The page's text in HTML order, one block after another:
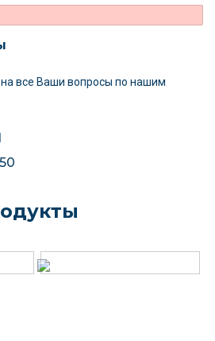
все Ваши вопросы по нашим